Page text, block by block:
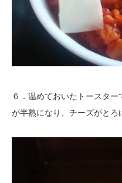
６．温めておいたトースタ
が半熟になり、チーズがとろ